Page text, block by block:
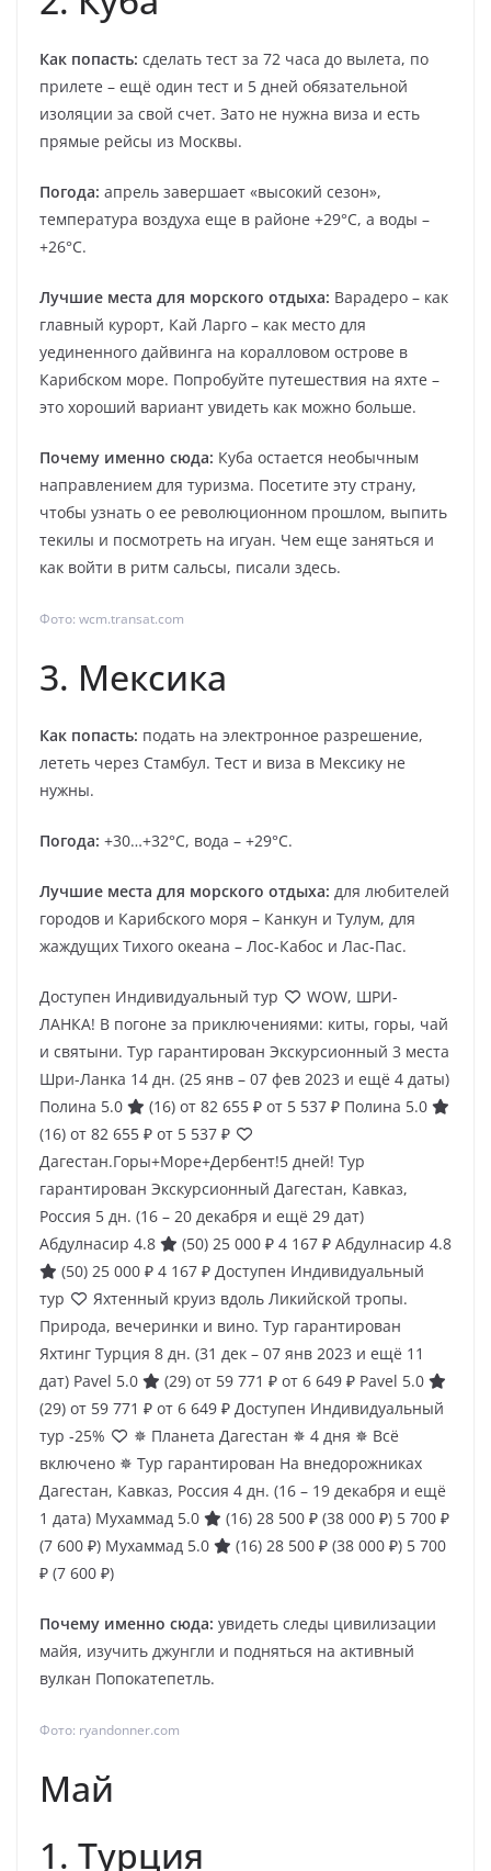
Как попасть: сделать тест за 72 часа до вылета, по
прилете – ещё один тест и 5 дней обязательной
изоляции за свой счет. Зато не нужна виза и есть
прямые рейсы из Москвы.
Погода: апрель завершает «высокий сезон»,
температура воздуха еще в районе +29°С, а воды –
+26°С.
Лучшие места для морского отдыха: Варадеро – как
главный курорт, Кай Ларго – как место для
уединенного дайвинга на коралловом острове в
Карибском море. Попробуйте путешествия на яхте –
это хороший вариант увидеть как можно больше.
Почему именно сюда: Куба остается необычным
направлением для туризма. Посетите эту страну,
чтобы узнать о ее революционном прошлом, выпить
текилы и посмотреть на игуан. Чем еще заняться и
как войти в ритм сальсы, писали здесь.
Фото: wcm.transat.com
3. Мексика
Как попасть: подать на электронное разрешение,
лететь через Стамбул. Тест и виза в Мексику не
нужны.
Погода: +30…+32°С, вода – +29°С.
Лучшие места для морского отдыха: для любителей
городов и Карибского моря – Канкун и Тулум, для
жаждущих Тихого океана – Лос-Кабос и Лас-Пас.
Доступен Индивидуальный тур
WOW, ШРИ-
ЛАНКА! В погоне за приключениями: киты, горы, чай
и святыни. Тур гарантирован Экскурсионный 3 места
Шри-Ланка 14 дн. (25 янв – 07 фев 2023 и ещё 4 даты)
Полина 5.0
(16) от 82 655 ₽ от 5 537 ₽ Полина 5.0
(16) от 82 655 ₽ от 5 537 ₽
Дагестан.Горы+Море+Дербент!5 дней! Тур
гарантирован Экскурсионный Дагестан, Кавказ,
Россия 5 дн. (16 – 20 декабря и ещё 29 дат)
Абдулнасир 4.8
(50) 25 000 ₽ 4 167 ₽ Абдулнасир 4.8
(50) 25 000 ₽ 4 167 ₽ Доступен Индивидуальный
тур
Яхтенный круиз вдоль Ликийской тропы.
Природа, вечеринки и вино. Тур гарантирован
Яхтинг Турция 8 дн. (31 дек – 07 янв 2023 и ещё 11
дат) Pavel 5.0 (29) от 59 771 ₽ от 6 649 ₽ Pavel 5.0
(29) от 59 771 ₽ от 6 649 ₽ Доступен Индивидуальный
тур -25%
✵ Планета Дагестан ✵ 4 дня ✵ Всё
включено ✵ Тур гарантирован На внедорожниках
Дагестан, Кавказ, Россия 4 дн. (16 – 19 декабря и ещё
1 дата) Мухаммад 5.0 (16) 28 500 ₽ (38 000 ₽) 5 700 ₽
(7 600 ₽) Мухаммад 5.0 (16) 28 500 ₽ (38 000 ₽) 5 700
₽ (7 600 ₽)
Почему именно сюда: увидеть следы цивилизации
майя, изучить джунгли и подняться на активный
вулкан Попокатепетль.
Фото: ryandonner.com
Май
1. Турция